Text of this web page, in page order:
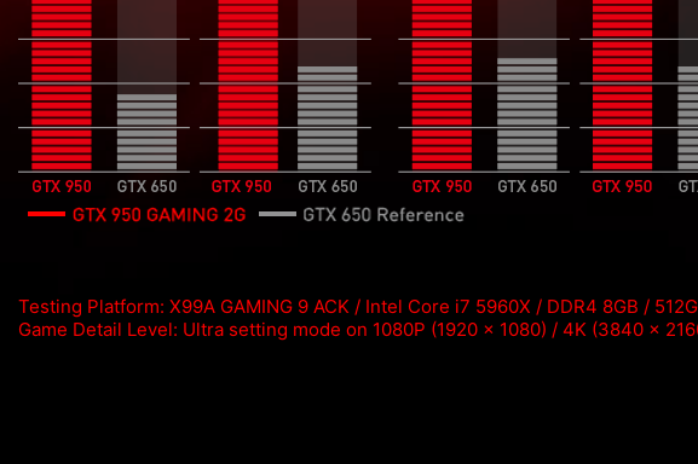
Testing Platform: X99A GAMING 9 ACK / Intel Core i7 5960X / DDR4 8GB /
Game Detail Level: Ultra setting mode on 1080P (1920 x 1080) / 4K (3840 x